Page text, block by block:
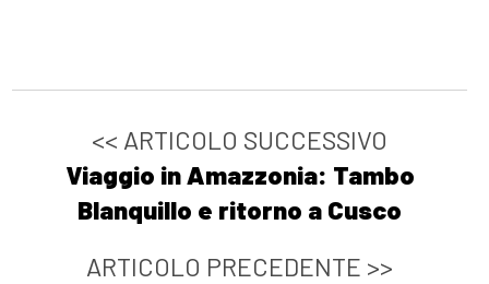
<< ARTICOLO SUCCESSIVO
Viaggio in Amazzonia: Tambo
Blanquillo e ritorno a Cusco
ARTICOLO PRECEDENTE >>